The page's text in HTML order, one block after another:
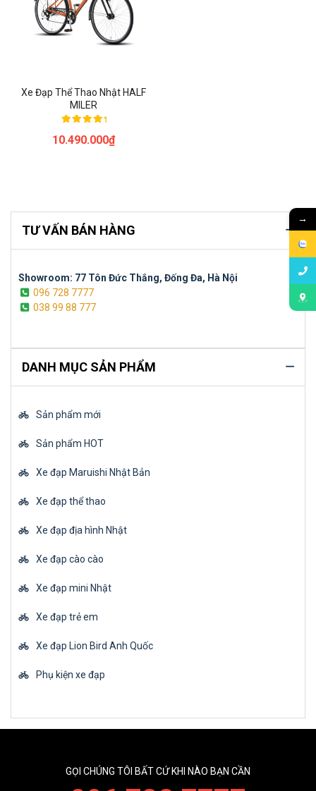
Xe Đạp Thể Thao Nhật HALF
MILER
hạng
10.490.000₫
TƯ VẤN BÁN HÀNG
Showroom: 77 Tôn Đức Thắng, Đống Đa, Hà Nội
096 728 7777
038 99 88 777
DANH MỤC SẢN PHẨM
Sản phẩm mới
Sản phẩm HOT
Xe đạp Maruishi Nhật Bản
Xe đạp thể thao
Xe đạp địa hình Nhật
Xe đạp cào cào
Xe đạp mini Nhật
Xe đạp trẻ em
Xe đạp Lion Bird Anh Quốc
Phụ kiện xe đạp
GỌI CHÚNG TÔI BẤT CỨ KHI NÀO BẠN CẦN
→